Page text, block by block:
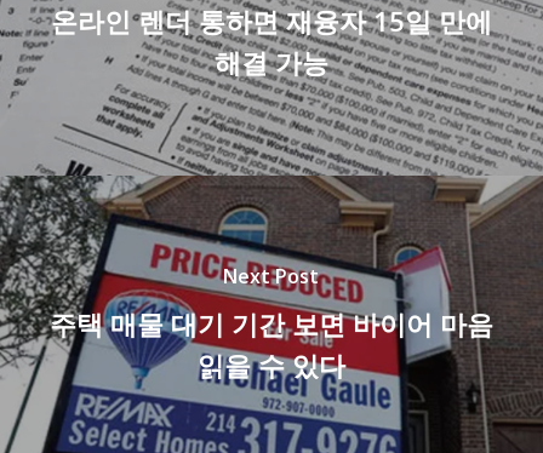
온라인 렌더 통하면 재융자 15일 만에
해결 가능
Next Post
주택 매물 대기 기간 보면 바이어 마음
읽을 수 있다